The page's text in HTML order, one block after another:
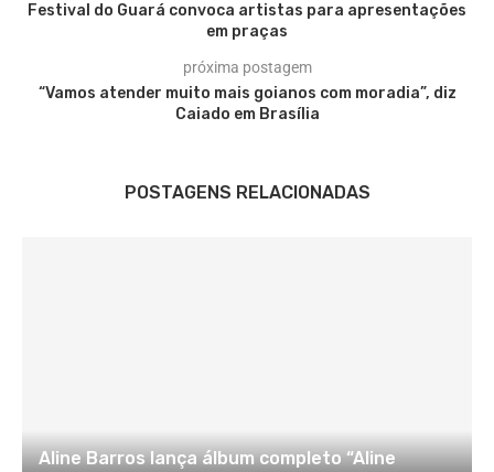
Festival do Guará convoca artistas para apresentações
em praças
próxima postagem
“Vamos atender muito mais goianos com moradia”, diz
Caiado em Brasília
POSTAGENS RELACIONADAS
Aline Barros lança álbum completo “Aline